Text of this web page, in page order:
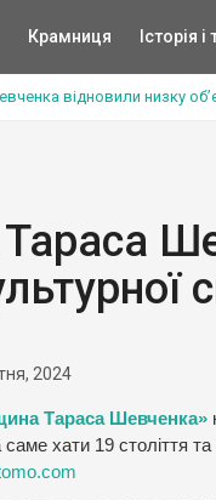
Крамниця Історія
відновили низку
2024
Тараса Шевченка»
хати 19 століття